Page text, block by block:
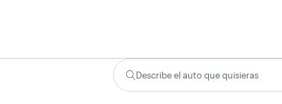
Describe el auto que quisieras